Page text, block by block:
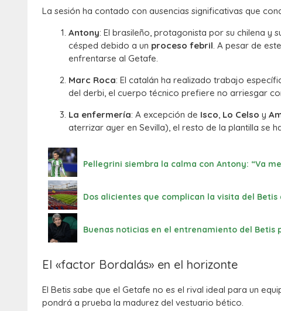
La sesión ha contado con ausencias significativas que
Antony: El brasileño, protagonista por su chilena y
césped debido a un proceso febril. A pesar de
enfrentarse al Getafe.
Marc Roca: El catalán ha realizado trabajo
del derbi, el cuerpo técnico prefiere no arriesgar
La enfermería: A excepción de Isco, Lo Celso y
aterrizar ayer en Sevilla), el resto de la plantilla se
Pellegrini siembra la calma con Antony: “Va
Dos alicientes que complican la visita del
Buenas noticias en el entrenamiento del Betis
El «factor Bordalás» en el horizonte
El Betis sabe que el Getafe no es el rival ideal para un
pondrá a prueba la madurez del vestuario bético.